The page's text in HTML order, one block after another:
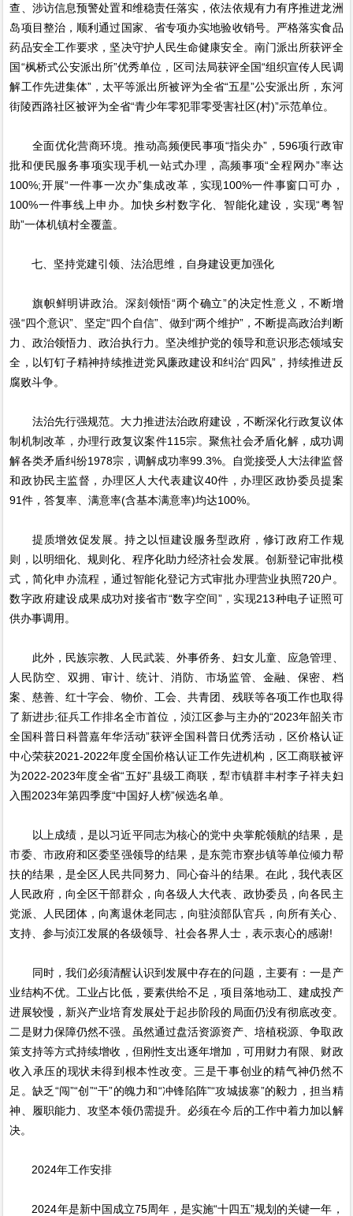
查、涉访信息预警处置和维稳责任落实，依法依规有力有序推进龙洲
岛项目整治，顺利通过国家、省专项办实地验收销号。严格落实食品
药品安全工作要求，坚决守护人民生命健康安全。南门派出所获评全
国“枫桥式公安派出所”优秀单位，区司法局获评全国“组织宣传人民调
解工作先进集体”，太平等派出所被评为全省“五星”公安派出所，东河
街陵西路社区被评为全省“青少年零犯罪零受害社区(村)”示范单位。
全面优化营商环境。推动高频便民事项“指尖办”，596项行政审
批和便民服务事项实现手机一站式办理，高频事项“全程网办”率达
100%;开展“一件事一次办”集成改革，实现100%一件事窗口可办，
100%一件事线上申办。加快乡村数字化、智能化建设，实现“粤智
助”一体机镇村全覆盖。
七、坚持党建引领、法治思维，自身建设更加强化
旗帜鲜明讲政治。深刻领悟“两个确立”的决定性意义，不断增
强“四个意识”、坚定“四个自信”、做到“两个维护”，不断提高政治判断
力、政治领悟力、政治执行力。坚决维护党的领导和意识形态领域安
全，以钉钉子精神持续推进党风廉政建设和纠治“四风”，持续推进反
腐败斗争。
法治先行强规范。大力推进法治政府建设，不断深化行政复议体
制机制改革，办理行政复议案件115宗。聚焦社会矛盾化解，成功调
解各类矛盾纠纷1978宗，调解成功率99.3%。自觉接受人大法律监督
和政协民主监督，办理区人大代表建议40件，办理区政协委员提案
91件，答复率、满意率(含基本满意率)均达100%。
提质增效促发展。持之以恒建设服务型政府，修订政府工作规
则，以明细化、规则化、程序化助力经济社会发展。创新登记审批模
式，简化申办流程，通过智能化登记方式审批办理营业执照720户。
数字政府建设成果成功对接省市“数字空间”，实现213种电子证照可
供办事调用。
此外，民族宗教、人民武装、外事侨务、妇女儿童、应急管理、
人民防空、双拥、审计、统计、消防、市场监管、金融、保密、档
案、慈善、红十字会、物价、工会、共青团、残联等各项工作也取得
了新进步;征兵工作排名全市首位，浈江区参与主办的“2023年韶关市
全国科普日科普嘉年华活动”获评全国科普日优秀活动，区价格认证
中心荣获2021-2022年度全国价格认证工作先进机构，区工商联被评
为2022-2023年度全省“五好”县级工商联，犁市镇群丰村李子祥夫妇
入围2023年第四季度“中国好人榜”候选名单。
以上成绩，是以习近平同志为核心的党中央掌舵领航的结果，是
市委、市政府和区委坚强领导的结果，是东莞市寮步镇等单位倾力帮
扶的结果，是全区人民共同努力、同心奋斗的结果。在此，我代表区
人民政府，向全区干部群众，向各级人大代表、政协委员，向各民主
党派、人民团体，向离退休老同志，向驻浈部队官兵，向所有关心、
支持、参与浈江发展的各级领导、社会各界人士，表示衷心的感谢!
同时，我们必须清醒认识到发展中存在的问题，主要有：一是产
业结构不优。工业占比低，要素供给不足，项目落地动工、建成投产
进展较慢，新兴产业培育发展处于起步阶段的局面仍没有彻底改变。
二是财力保障仍然不强。虽然通过盘活资源资产、培植税源、争取政
策支持等方式持续增收，但刚性支出逐年增加，可用财力有限、财政
收入承压的现状未得到根本性改变。三是干事创业的精气神仍然不
足。缺乏“闯”“创”“干”的魄力和“冲锋陷阵”“攻城拔寨”的毅力，担当精
神、履职能力、攻坚本领仍需提升。必须在今后的工作中着力加以解
决。
2024年工作安排
2024年是新中国成立75周年，是实施“十四五”规划的关键一年，